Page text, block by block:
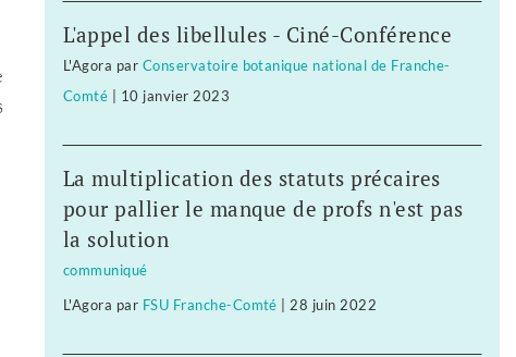
L'appel des libellules - Ciné-Conférence
L'Agora par Conservatoire botanique national de Franche-
Comté
10 janvier 2023
La multiplication des statuts précaires
pour pallier le manque de profs n'est pas
la solution
communiqué
L'Agora par FSU Franche-Comté 28 juin 2022